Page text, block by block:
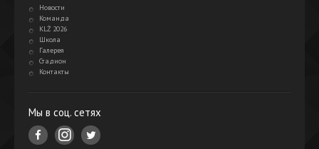
Новости
Команда
KLŻ 2026
Школа
Галерея
Стадион
Контакты
Мы в соц. сетях